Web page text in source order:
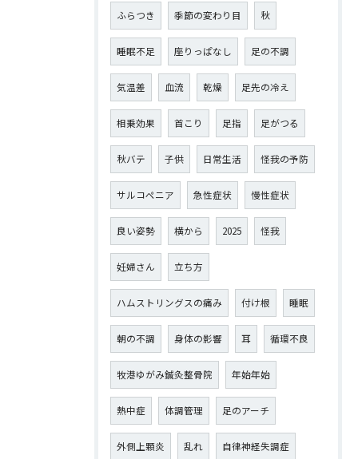
ふらつき 季節の変わり目 秋
睡眠不足 座りっぱなし 足の不調
気温差 血流 乾燥 足先の冷え
相乗効果 首こり 足指 足がつる
秋バテ 子供 日常生活 怪我の予防
サルコペニア 急性症状 慢性症状
良い姿勢 横から 2025 怪我
妊婦さん 立ち方
ハムストリングスの痛み 付け根 睡眠
朝の不調 身体の影響 耳 循環不良
牧港ゆがみ鍼灸整骨院 年始年始
熱中症 体調管理 足のアーチ
外側上顆炎 乱れ 自律神経失調症